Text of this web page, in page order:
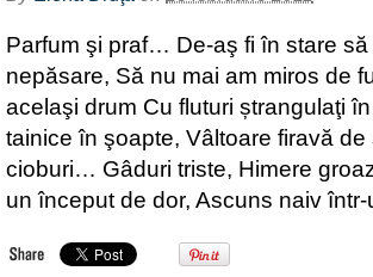
Parfum şi praf… De-aş fi în stare
nepăsare, Să nu mai am miros de
acelaşi drum Cu fluturi ștrangulaţi
tainice în şoapte, Vâltoare firavă de
cioburi… Gâduri triste, Himere
un început de dor, Ascuns naiv